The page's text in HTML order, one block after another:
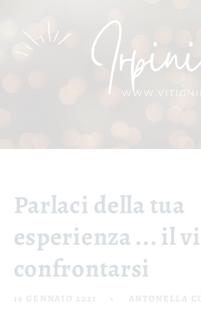
Parlaci della tua
esperienza ... il
confrontarsi
19 GENNAIO 2021 ANTONELLA